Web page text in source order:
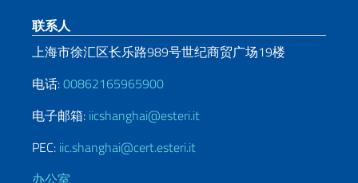
页脚部分
联系人
上海市徐汇区长乐路989号世纪商贸广场19楼
电话:00862165965900
电子邮箱: iicshanghai@esteri.it
PEC: iic.shanghai@cert.esteri.it
办公室